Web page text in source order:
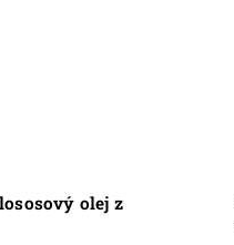
olej z